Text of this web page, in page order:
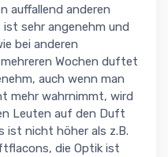
auffallend anderen
sehr angenehm und
bei anderen
Wochen duftet
auch wenn man
mehr wahrnimmt, wird
Leuten auf den Duft
ist nicht höher als z.B.
die Optik ist